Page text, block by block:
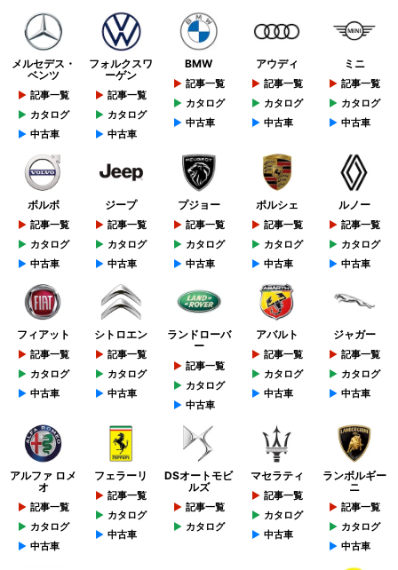
メルセデス・
ベンツ
記事一覧
カタログ
中古車
フォルクスワ
ーゲン
記事一覧
カタログ
中古車
BMW
記事一覧
カタログ
中古車
アウディ
記事一覧
カタログ
中古車
ミニ
記事一覧
カタログ
中古車
ボルボ
記事一覧
カタログ
中古車
ジープ
記事一覧
カタログ
中古車
プジョー
記事一覧
カタログ
中古車
ポルシェ
記事一覧
カタログ
中古車
ルノー
記事一覧
カタログ
中古車
フィアット
記事一覧
カタログ
中古車
シトロエン
記事一覧
カタログ
中古車
ランドローバ
ー
記事一覧
カタログ
中古車
アバルト
記事一覧
カタログ
中古車
ジャガー
記事一覧
カタログ
中古車
アルファ ロメ
オ
記事一覧
カタログ
中古車
フェラーリ
記事一覧
カタログ
中古車
DSオートモビ
ルズ
記事一覧
カタログ
マセラティ
記事一覧
カタログ
中古車
ランボルギー
ニ
記事一覧
カタログ
中古車